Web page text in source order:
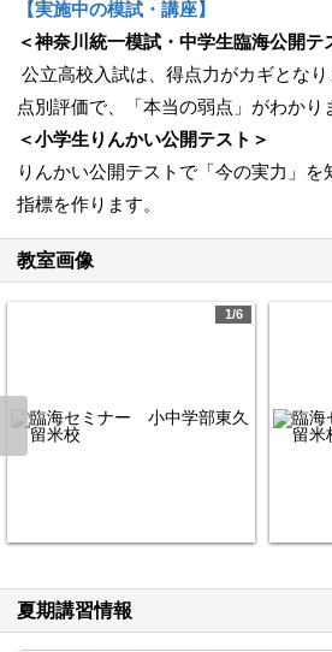
【実施中の模試・講座】
＜神奈川統一模試・中学生臨海公開テ
公立高校入試は、得点力がカギとな
点別評価で、「本当の弱点」がわかり
＜小学生りんかい公開テスト＞
りんかい公開テストで「今の実力」
指標を作ります。
教室画像
1/6
夏期講習情報